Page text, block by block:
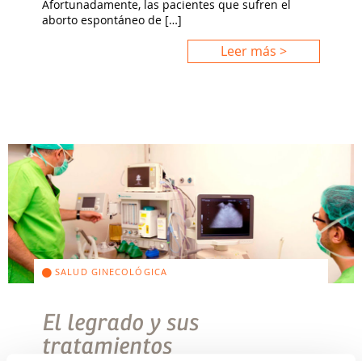
Afortunadamente, las pacientes que sufren el
aborto espontáneo de […]
Leer más >
SALUD GINECOLÓGICA
El legrado y sus
tratamientos